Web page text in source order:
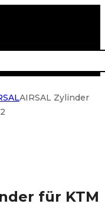
AIRSAL Zylinder
für KTM